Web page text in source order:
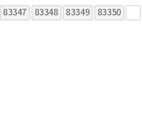
83347 83348 83349 83350